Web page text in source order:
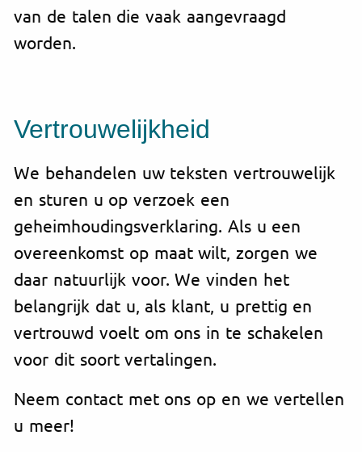
van de talen die vaak aangevraagd
worden.
Vertrouwelijkheid
We behandelen uw teksten vertrouwelijk
en sturen u op verzoek een
geheimhoudingsverklaring. Als u een
overeenkomst op maat wilt, zorgen we
daar natuurlijk voor. We vinden het
belangrijk dat u, als klant, u prettig en
vertrouwd voelt om ons in te schakelen
voor dit soort vertalingen.
Neem contact met ons op en we vertellen
u meer!